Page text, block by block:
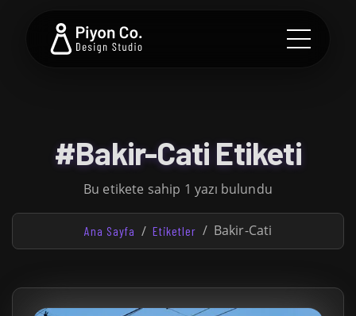
#Bakir-Cati Etiketi
Bu etikete sahip 1 yazı bulundu
Ana Sayfa Etiketler Bakir-Cati